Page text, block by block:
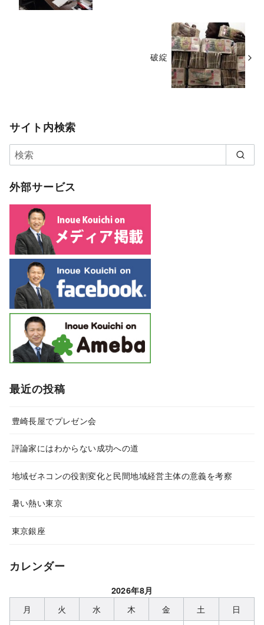
破綻
サイト内検索
外部サービス
最近の投稿
豊崎長屋でプレゼン会
評論家にはわからない成功への道
地域ゼネコンの役割変化と民間地域経営主体の意義を考察
暑い熱い東京
東京銀座
カレンダー
2026年8月
月 火 水 木 金 土
日